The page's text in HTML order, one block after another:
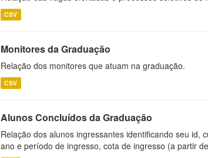
CSV
Monitores da Graduação
Relação dos monitores que atuam na graduação.
CSV
Alunos Concluídos da Graduação
Relação dos alunos ingressantes identificando seu id,
ano e período de ingresso, cota de ingresso (a partir